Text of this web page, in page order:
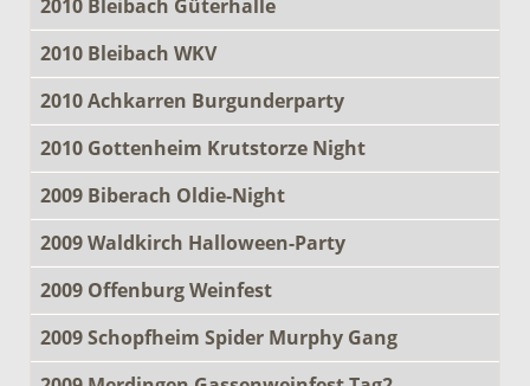
2010 Bleibach Güterhalle
2010 Bleibach WKV
2010 Achkarren Burgunderparty
2010 Gottenheim Krutstorze Night
2009 Biberach Oldie-Night
2009 Waldkirch Halloween-Party
2009 Offenburg Weinfest
2009 Schopfheim Spider Murphy Gang